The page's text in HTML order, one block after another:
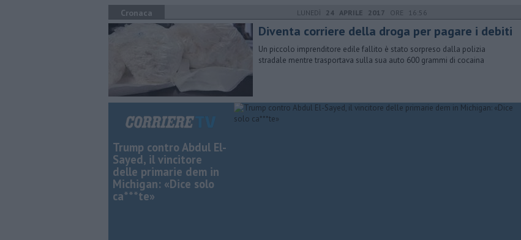
Cronaca LUNEDÌ 24 APRILE 2017 ORE 16:56
Diventa corriere della droga per pagare i debiti
Un piccolo imprenditore edile fallito è stato sorpreso dalla polizia
stradale mentre trasportava sulla sua auto 600 grammi di cocaina
Trump contro Abdul El-
Sayed, il vincitore
delle primarie dem in
Michigan: «Dice solo
ca***te»